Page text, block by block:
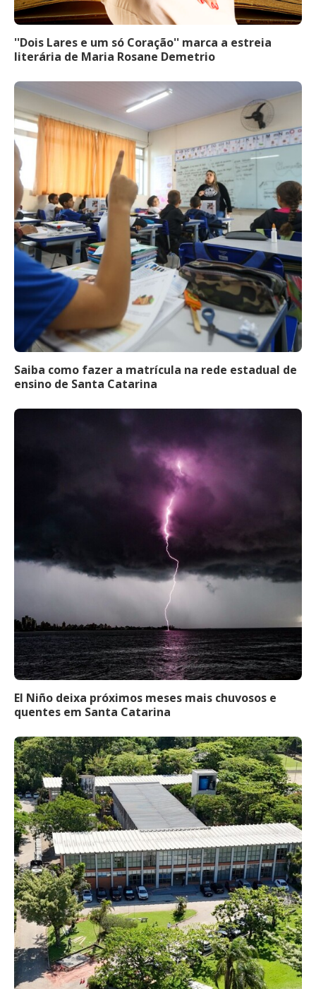
''Dois Lares e um só Coração'' marca a estreia
literária de Maria Rosane Demetrio
Saiba como fazer a matrícula na rede estadual de
ensino de Santa Catarina
El Niño deixa próximos meses mais chuvosos e
quentes em Santa Catarina